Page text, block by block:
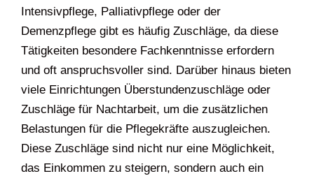
Intensivpflege, Palliativpflege oder der
Demenzpflege gibt es häufig Zuschläge, da diese
Tätigkeiten besondere Fachkenntnisse erfordern
und oft anspruchsvoller sind. Darüber hinaus bieten
viele Einrichtungen Überstundenzuschläge oder
Zuschläge für Nachtarbeit, um die zusätzlichen
Belastungen für die Pflegekräfte auszugleichen.
Diese Zuschläge sind nicht nur eine Möglichkeit,
das Einkommen zu steigern, sondern auch ein